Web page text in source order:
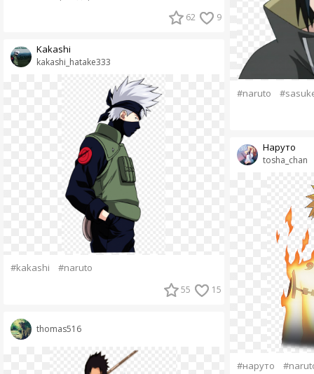
62 9
kakashi_hatake333
Kakashi
#kakashi #naruto
55 15
thomas516
#naruto
tosha_chan
Наруто
#наруто